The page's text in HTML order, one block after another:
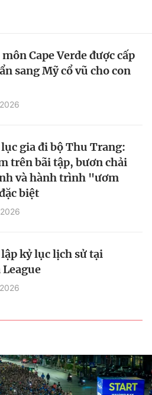
Cape Verde được cấp
sang Mỹ cổ vũ cho con
gia đi bộ Thu Trang:
trên bãi tập, bươn chải
và hành trình "ươm
biệt
kỷ lục lịch sử tại